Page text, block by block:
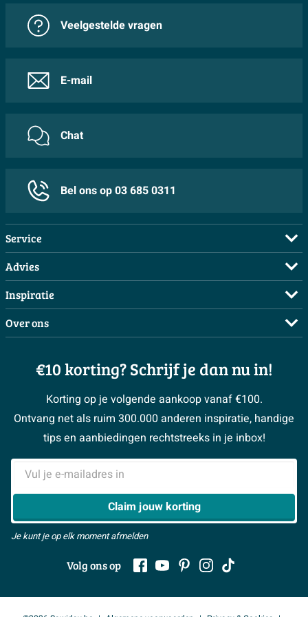
Veelgestelde vragen
E-mail
Chat
Bel ons op 03 685 0311
Service
Veelgestelde vragen
Bestellen
Betalen
Bezorgen / afhalen
Garantie / klachten
Reviewbeleid
> Naar de klantenservice
Advies
Maak een afspraak
Doe de offerte check
3D tekening maken
Klustips
Klusadvies
> Alle adviesmogelijkheden
Inspiratie
Complete badkamers
Complete toiletruimtes
Moodboards
Magazine
#MySawiday
> Naar inspiratie
Over ons
Over Sawiday
Vacatures
Sawiday PRO
BeCommerce
Samenwerken
> Alles over showrooms
€10 korting? Schrijf je dan nu in!
Korting op je volgende aankoop vanaf €100.
Ontvang net als ruim 300.000 anderen inspiratie, handige
tips en aanbiedingen rechtstreeks in je inbox!
E-mailadres
Claim jouw korting
Je kunt je op elk moment afmelden
Volg ons op